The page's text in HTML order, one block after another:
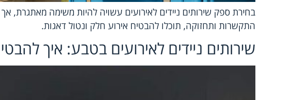
בחירת ספק שירותים ניידים לאירועים עשויה להיות משימה מאתגרת,
התקשרות ותחזוקה, תוכלו להבטיח אירוע חלק ונטול דאגות.
שירותים ניידים לאירועים בטבע: איך